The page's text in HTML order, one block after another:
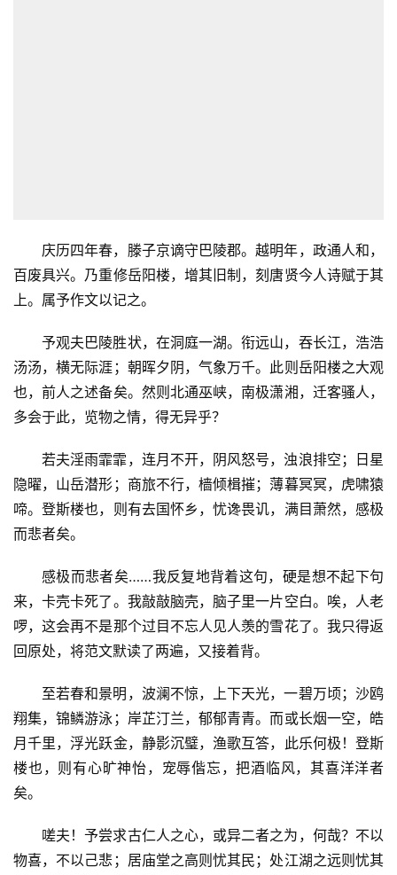
庆历四年春，滕子京谪守巴陵郡。越明年，政通人和，
百废具兴。乃重修岳阳楼，增其旧制，刻唐贤今人诗赋于其
上。属予作文以记之。
予观夫巴陵胜状，在洞庭一湖。衔远山，吞长江，浩浩
汤汤，横无际涯；朝晖夕阴，气象万千。此则岳阳楼之大观
也，前人之述备矣。然则北通巫峡，南极潇湘，迁客骚人，
多会于此，览物之情，得无异乎？
若夫淫雨霏霏，连月不开，阴风怒号，浊浪排空；日星
隐曜，山岳潜形；商旅不行，樯倾楫摧；薄暮冥冥，虎啸猿
啼。登斯楼也，则有去国怀乡，忧谗畏讥，满目萧然，感极
而悲者矣。
感极而悲者矣……我反复地背着这句，硬是想不起下句
来，卡壳卡死了。我敲敲脑壳，脑子里一片空白。唉，人老
啰，这会再不是那个过目不忘人见人羡的雪花了。我只得返
回原处，将范文默读了两遍，又接着背。
至若春和景明，波澜不惊，上下天光，一碧万顷；沙鸥
翔集，锦鳞游泳；岸芷汀兰，郁郁青青。而或长烟一空，皓
月千里，浮光跃金，静影沉璧，渔歌互答，此乐何极！登斯
楼也，则有心旷神怡，宠辱偕忘，把酒临风，其喜洋洋者
矣。
嗟夫！予尝求古仁人之心，或异二者之为，何哉？不以
物喜，不以己悲；居庙堂之高则忧其民；处江湖之远则忧其